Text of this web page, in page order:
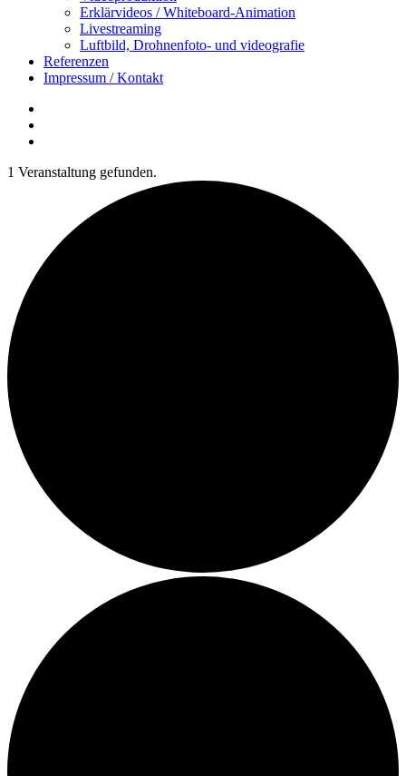
Erklärvideos / Whiteboard-Animation
Livestreaming
Luftbild, Drohnenfoto- und videografie
Referenzen
Impressum / Kontakt
1 Veranstaltung gefunden.